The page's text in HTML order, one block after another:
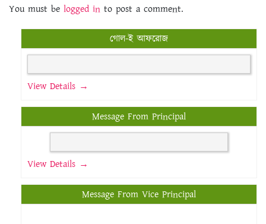
You must be logged in to post a comment.
গোল-ই আফরোজ
View Details →
Message From Principal
View Details →
Message From Vice Principal